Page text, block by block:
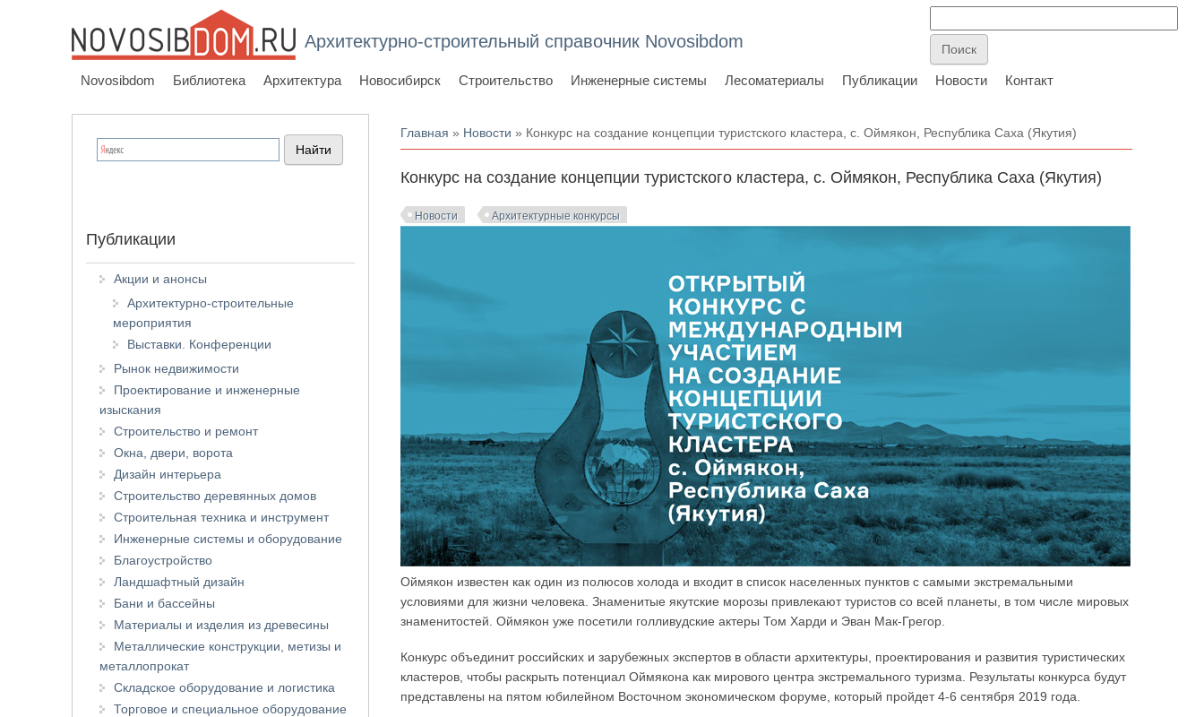
Архитектурно-строительный справочник Novosibdom
Novosibdom Библиотека Архитектура Новосибирск Строительство Инженерные системы Лесоматериалы Публикации Новости Контакт
Вы здесь
Главная » Новости » Конкурс на создание концепции туристского кластера, с. Оймякон, Республика Саха (Якутия)
Конкурс на создание концепции туристского кластера, с. Оймякон, Республика Саха (Якутия)
Новости Архитектурные конкурсы
Оймякон известен как один из полюсов холода и входит в список населенных пунктов с самыми экстремальными
условиями для жизни человека. Знаменитые якутские морозы привлекают туристов со всей планеты, в том числе мировых
знаменитостей. Оймякон уже посетили голливудские актеры Том Харди и Эван Мак-Грегор.
Конкурс объединит российских и зарубежных экспертов в области архитектуры, проектирования и развития туристических
кластеров, чтобы раскрыть потенциал Оймякона как мирового центра экстремального туризма. Результаты конкурса будут
представлены на пятом юбилейном Восточном экономическом форуме, который пройдет 4-6 сентября 2019 года.
Публикации
Акции и анонсы
Архитектурно-строительные
мероприятия
Выставки. Конференции
Рынок недвижимости
Проектирование и инженерные
изыскания
Строительство и ремонт
Окна, двери, ворота
Дизайн интерьера
Строительство деревянных домов
Строительная техника и инструмент
Инженерные системы и оборудование
Благоустройство
Ландшафтный дизайн
Бани и бассейны
Материалы и изделия из древесины
Металлические конструкции, метизы и
металлопрокат
Складское оборудование и логистика
Торговое и специальное оборудование